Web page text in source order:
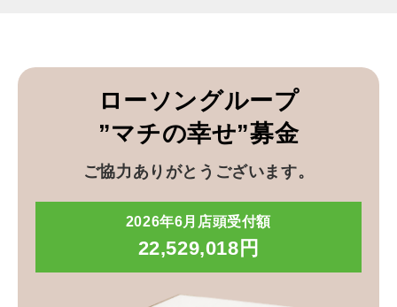
ローソングループ
”マチの幸せ”募金
ご協力ありがとうございます。
2026年6月店頭受付額
22,529,018円